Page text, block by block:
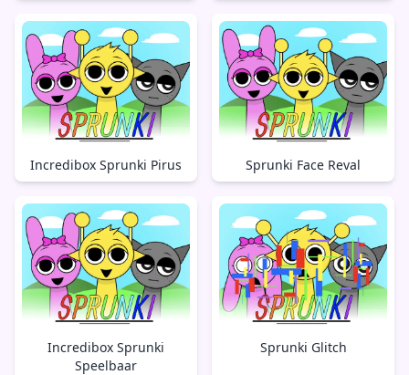
Incredibox Sprunki Pirus Sprunki Face Reval
Incredibox Sprunki
Speelbaar
Sprunki Glitch